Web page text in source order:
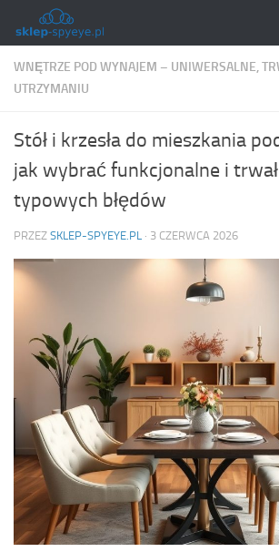
Skip to content
WNĘTRZE POD WYNAJEM – UNIWERSALNE,
UTRZYMANIU
Stół i krzesła do mieszkania
jak wybrać funkcjonalne i
typowych błędów
PRZEZ SKLEP-SPYEYE.PL · 3 CZERWCA 2026